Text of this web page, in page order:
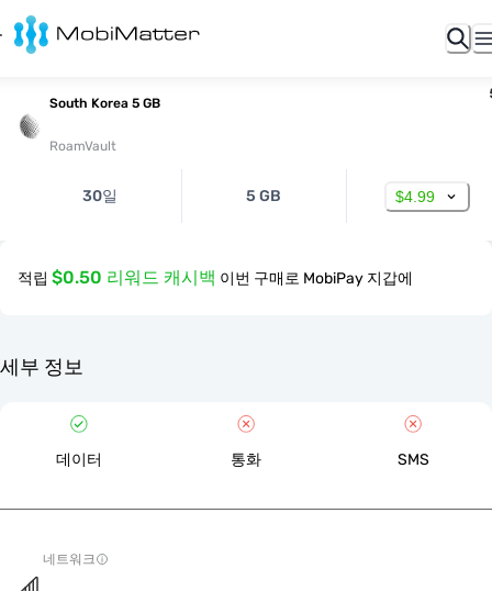
South Korea 5 GB
RoamVault
30일 5 GB $4.99
적립 $0.50 리워드 캐시백 이번 구매로 MobiPay 지갑에
세부 정보
데이터 통화 SMS
네트워크